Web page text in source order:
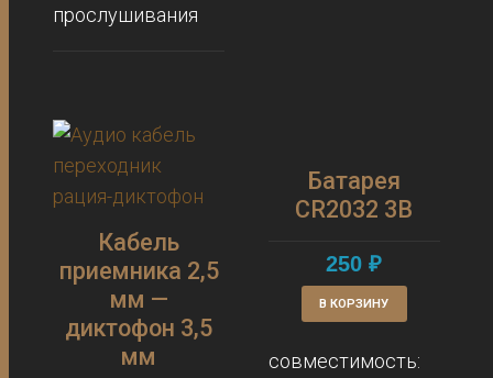
прослушивания
Кабель
приемника 2,5
мм —
диктофон 3,5
мм
Батарея
CR2032 3В
250₽
В КОРЗИНУ
совместимость: